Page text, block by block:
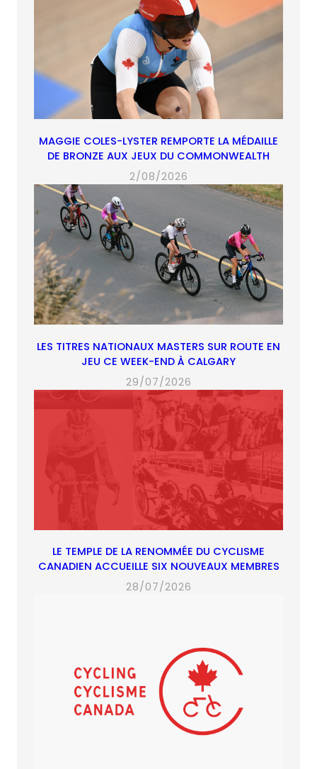
MAGGIE COLES-LYSTER REMPORTE LA MÉDAILLE
DE BRONZE AUX JEUX DU COMMONWEALTH
2/08/2026
LES TITRES NATIONAUX MASTERS SUR ROUTE EN
JEU CE WEEK-END À CALGARY
29/07/2026
LE TEMPLE DE LA RENOMMÉE DU CYCLISME
CANADIEN ACCUEILLE SIX NOUVEAUX MEMBRES
28/07/2026